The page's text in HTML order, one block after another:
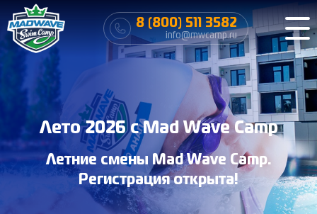
8 (800) 511 3582
info@mwcamp.ru
Лето 2026 с Mad Wave Camp
Летние смены Mad Wave Camp.
Регистрация открыта!